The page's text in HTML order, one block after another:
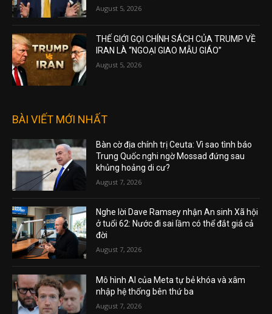
August 5, 2026
THẾ GIỚI GỌI CHÍNH SÁCH CỦA TRUMP VỀ
IRAN LÀ “NGOẠI GIAO MẪU GIÁO”
August 5, 2026
BÀI VIẾT MỚI NHẤT
Bàn cờ địa chính trị Ceuta: Vì sao tình báo
Trung Quốc nghi ngờ Mossad đứng sau
khủng hoảng di cư?
August 7, 2026
Nghe lời Dave Ramsey nhận An sinh Xã hội
ở tuổi 62: Nước đi sai lầm có thể đắt giá cả
đời
August 7, 2026
Mô hình AI của Meta tự bẻ khóa và xâm
nhập hệ thống bên thứ ba
August 7, 2026